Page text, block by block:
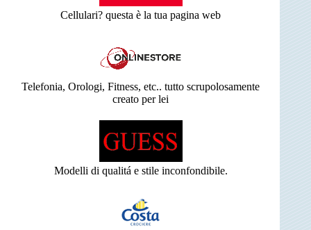
Cellulari? questa è la tua pagina web
Telefonia, Orologi, Fitness, etc.. tutto scrupolosamente
creato per lei
Modelli di qualitá e stile inconfondibile.